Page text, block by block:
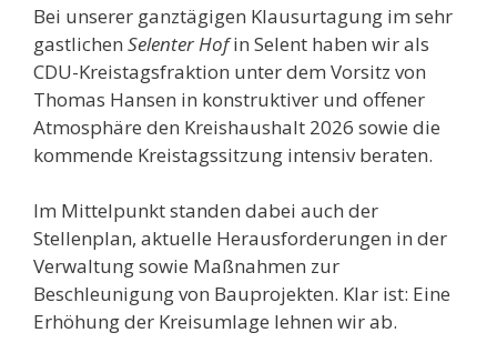
Bei unserer ganztägigen Klausurtagung im sehr
gastlichen Selenter Hofin Selent haben wir als
CDU-Kreistagsfraktion unter dem Vorsitz von
Thomas Hansen in konstruktiver und offener
Atmosphäre den Kreishaushalt 2026 sowie die
kommende Kreistagssitzung intensiv beraten.
Im Mittelpunkt standen dabei auch der
Stellenplan, aktuelle Herausforderungen in der
Verwaltung sowie Maßnahmen zur
Beschleunigung von Bauprojekten. Klar ist: Eine
Erhöhung der Kreisumlage lehnen wir ab.